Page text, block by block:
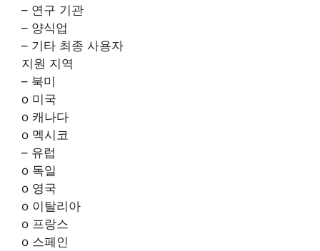
– 연구 기관
– 양식업
– 기타 최종 사용자
지원 지역
– 북미
o 미국
o 캐나다
o 멕시코
– 유럽
o 독일
o 영국
o 이탈리아
o 프랑스
o 스페인